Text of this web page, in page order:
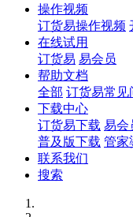
操作视频
订货易操作视频
在线试用
订货易 易会员
帮助文档
全部 订货易常见
下载中心
订货易下载 易会
普及版下载 管家
联系我们
搜索